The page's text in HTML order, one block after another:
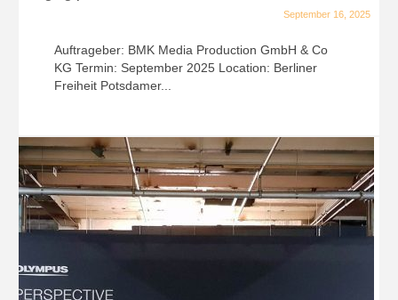
September 16, 2025
Auftrageber: BMK Media Production GmbH & Co
KG Termin: September 2025 Location: Berliner
Freiheit Potsdamer...